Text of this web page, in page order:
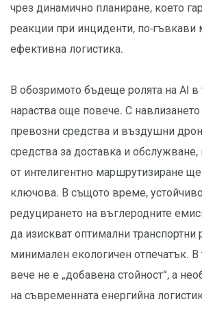
чрез динамично планиране, което
реакции при инциденти, по-гъвкави
ефективна логистика.
В обозримото бъдеще ролята на AI
нараства още повече. С
превозни средства и въздушни
средства за доставка и обслужване,
от интелигентно маршрутизиране
ключова. В същото време,
редуцирането на въглеродните
да изискват оптимални
минимален екологичен отпечатък. В
вече не е „добавена стойност“, а
на съвременната енергийна